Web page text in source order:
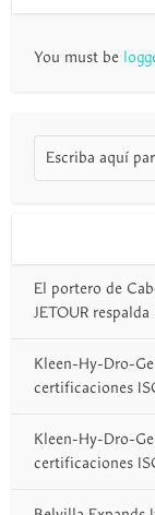
You must be
El portero de
JETOUR
Kleen-Hy-Dro-
certificaciones
Kleen-Hy-Dro-
certificaciones